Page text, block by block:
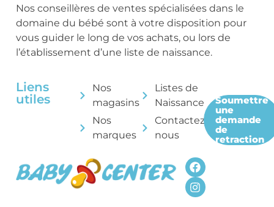
Nos conseillères de ventes spécialisées dans le
domaine du bébé sont à votre disposition pour
vous guider le long de vos achats, ou lors de
l’établissement d’une liste de naissance.
Liens
utiles
Nos
magasins
Nos
marques
Listes de
Naissance
Contactez-
nous
Soumettre
une
demande
de
retraction